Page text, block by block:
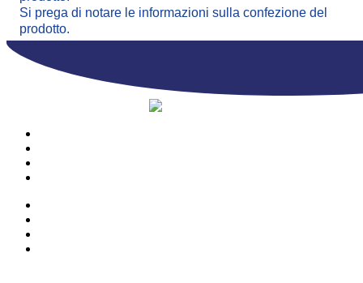
Si prega di notare le informazioni sulla confezione del
prodotto.